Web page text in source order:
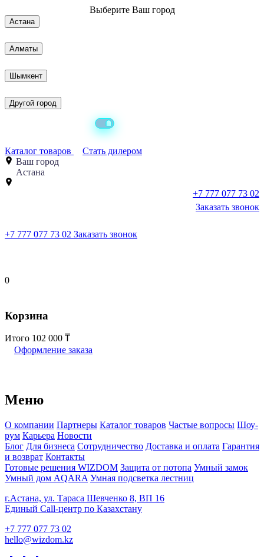
Выберите Ваш город
Астана
Алматы
Шымкент
Другой город
Каталог товаров
Стать дилером
Ваш город
Астана
+7 777 077 73 02
Заказать звонок
+7 777 077 73 02 Заказать звонок
0
Корзина
Итого 102 000
Оформление заказа
Меню
О компании Партнеры Каталог товаров Частые вопросы Шоу-
рум Карьера Новости
Блог Для бизнеса Сотрудничество Доставка и оплата Гарантия
и возврат Контакты
Готовые решения WIZDOM Защита от потопа Умный замок
Умный дом AQARA Умная подсветка лестниц
г.Астана, ул. Тараса Шевченко 8, ВП 16
Единый Call-центр по Казахстану
+7 777 077 73 02
hello@wizdom.kz